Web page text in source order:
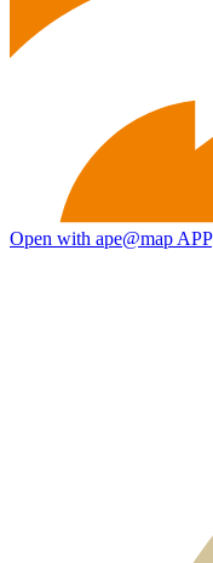
Open with ape@map APP